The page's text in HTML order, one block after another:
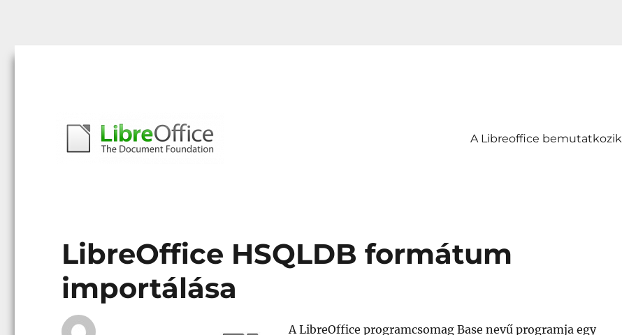
A Libreoffice bemutatkozik
LibreOffice HSQLDB formátum
importálása
A LibreOffice programcsomag Base nevű programja egy